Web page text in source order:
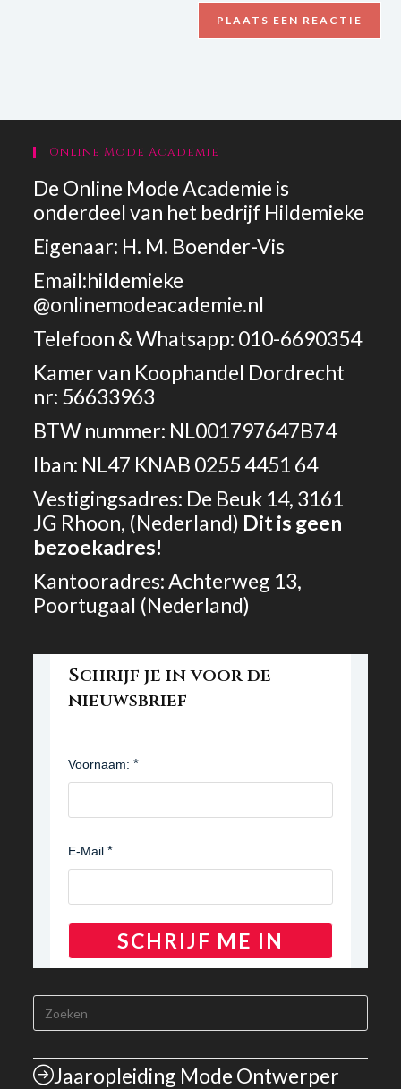
Online Mode Academie
De Online Mode Academie is
onderdeel van het bedrijf Hildemieke
Eigenaar: H. M. Boender-Vis
Email:hildemieke
@onlinemodeacademie.nl
Telefoon & Whatsapp: 010-6690354
Kamer van Koophandel Dordrecht
nr: 56633963
BTW nummer: NL001797647B74
Iban: NL47 KNAB 0255 4451 64
Vestigingsadres: De Beuk 14, 3161
JG Rhoon, (Nederland) Dit is geen
bezoekadres!
Kantooradres: Achterweg 13,
Poortugaal (Nederland)
Schrijf je in voor de
nieuwsbrief
Voornaam:
E-Mail
SCHRIJF ME IN
Jaaropleiding Mode Ontwerper